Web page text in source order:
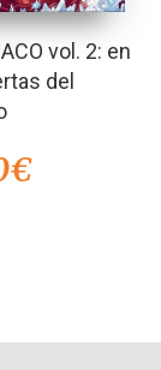
vol. 2: en
del
€